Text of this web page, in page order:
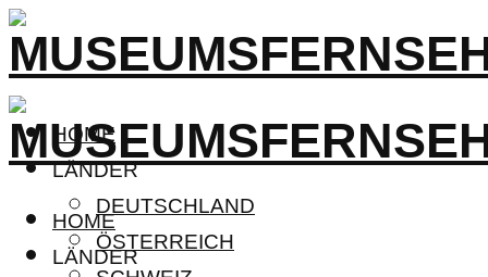
HOME
LÄNDER
DEUTSCHLAND
ÖSTERREICH
HOME
LÄNDER